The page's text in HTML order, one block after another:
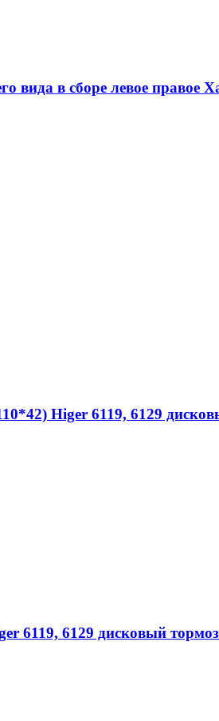
вида в сборе левое правое
Higer 6119, 6129
6119, 6129 дисковый